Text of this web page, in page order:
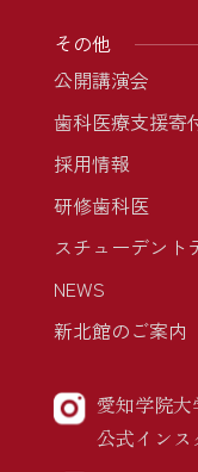
その他
公開講演会
歯科医療支援寄
採用情報
研修歯科医
スチューデント
NEWS
新北館のご案内
愛知学院
公式インス